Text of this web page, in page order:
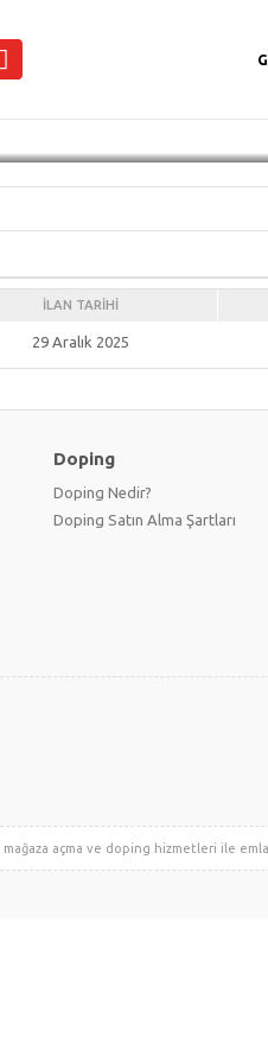
İLAN TARIHI
29 Aralık 2025
Doping
Doping Nedir?
Doping Satın Alma Şartları
açma ve doping hizmetleri ile